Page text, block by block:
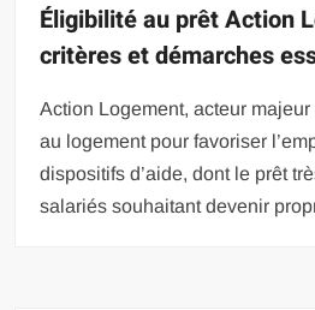
Éligibilité au prêt Action
critères et démarches
Action Logement, acteur
au logement pour favoriser
dispositifs d’aide, dont le prêt
salariés souhaitant devenir